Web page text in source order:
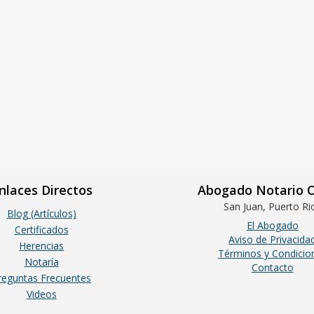
Directos
Blog (Artículos)
Certificados
Herencias
Notaría
Frecuentes
Videos
Abogado Notario
San Juan, Puerto
El Abogado
Aviso de
Términos y
Contacto